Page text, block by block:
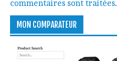
commentaires sont traitées.
MON COMPARATEUR